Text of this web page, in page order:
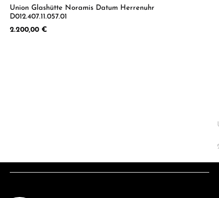
Union Glashütte Noramis Datum Herrenuhr
D012.407.11.057.01
Regulärer Preis:
2.200,00 €